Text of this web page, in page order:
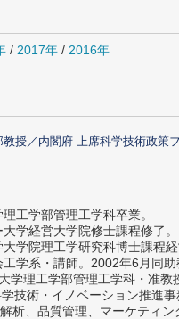
/ 2017年 / 2016年
授／内閣府 上席科学技術政策
工学部管理工学科卒業。
学経営大学院修士課程修了。
学院理工学研究科博士課程
学系・講師。2002年6月同助
学理工学部管理工学科・准教
技術・イノベーション推進
析、品質管理、マーケティン